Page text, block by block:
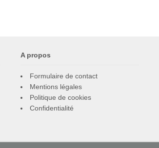
A propos
Formulaire de contact
Mentions légales
Politique de cookies
Confidentialité